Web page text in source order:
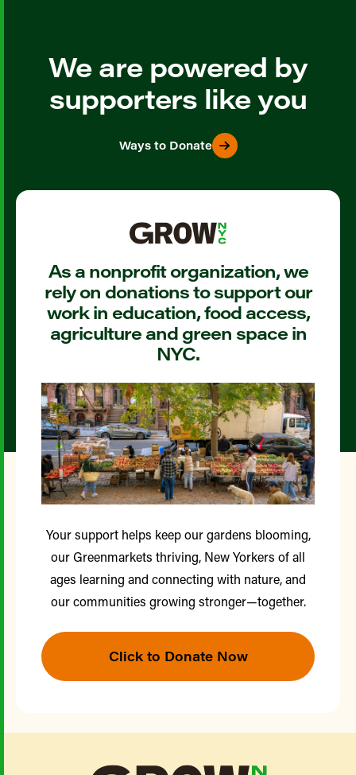
We are powered by
supporters like you
Ways to Donate
As a nonprofit organization, we
rely on donations to support our
work in education, food access,
agriculture and green space in
NYC.
Your support helps keep our gardens blooming,
our Greenmarkets thriving, New Yorkers of all
ages learning and connecting with nature, and
our communities growing stronger—together.
Click to Donate Now